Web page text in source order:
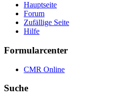
Hauptseite
Forum
Zufällige Seite
Hilfe
Formularcenter
CMR Online
Suche